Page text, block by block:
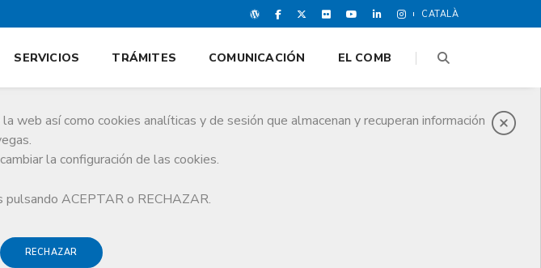
CATALÀ
así como cookies analíticas y de sesión que almacenan y recuperan información
la configuración de las cookies.
pulsando ACEPTAR o RECHAZAR.
RECHAZAR
SERVICIOS TRÁMITES COMUNICACIÓN EL COMB